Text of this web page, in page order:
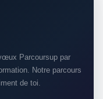
Parcoursup par
Notre parcours
de toi.